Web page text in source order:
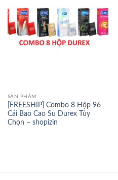
SẢN PHẨM
[FREESHIP] Combo 8 Hộp 96
Cái Bao Cao Su Durex Tùy
Chọn – shopizin